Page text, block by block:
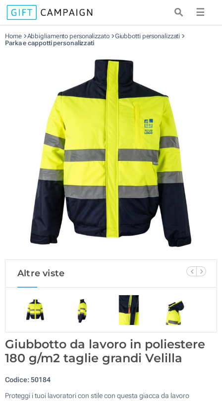
☰
Home Abbigliamento personalizzato
Giubbotti personalizzati
Parka e cappotti personalizzati
Altre viste
Giubbotto da lavoro in poliestere
180 g/m2 taglie grandi Velilla
Codice:50184
Proteggi i tuoi lavoratori con stile con questa giacca da lavoro